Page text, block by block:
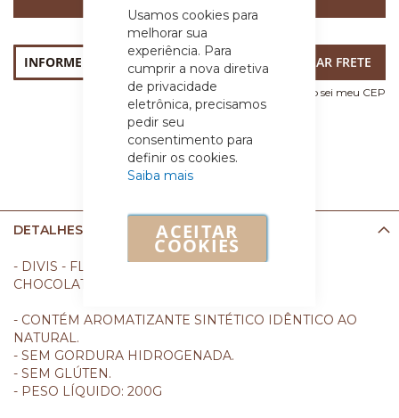
Usamos cookies para
melhorar sua
experiência. Para
cumprir a nova diretiva
de privacidade
eletrônica, precisamos
pedir seu
consentimento para
definir os cookies.
Saiba mais
ACEITAR
COOKIES
Não sei meu CEP
DETALHES
- DIVIS - FLOCOS DE ARROZ COBERTOS COM
CHOCOLATE AO LEITE.
- CONTÉM AROMATIZANTE SINTÉTICO IDÊNTICO AO
NATURAL.
- SEM GORDURA HIDROGENADA.
- SEM GLÚTEN.
- PESO LÍQUIDO: 200G